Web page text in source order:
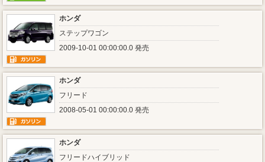
ホンダ
ステップワゴン
2009-10-01 00:00:00.0 発売
ホンダ
フリード
2008-05-01 00:00:00.0 発売
ホンダ
フリードハイブリッド